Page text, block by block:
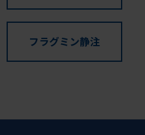
フラグミン静注